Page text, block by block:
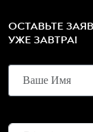
ОСТАВЬТЕ
УЖЕ ЗАВТРА!